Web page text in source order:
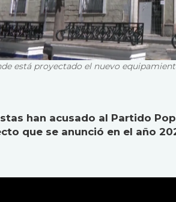
está proyectado el nuevo
han acusado al Partido
que se anunció en el año